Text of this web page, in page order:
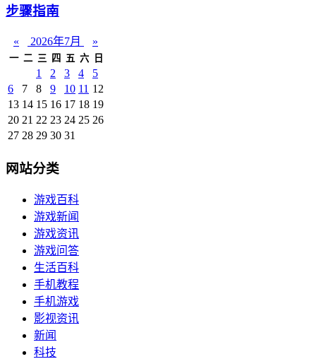
步骤指南
« 2026年7月 »
一 二 三 四 五 六 日
1 2 3 4
5
6
7 8 9 10 11 12
13 14 15 16 17 18 19
20 21 22 23 24 25 26
27 28 29 30 31
网站分类
游戏百科
游戏新闻
游戏资讯
游戏问答
生活百科
手机教程
手机游戏
影视资讯
新闻
科技